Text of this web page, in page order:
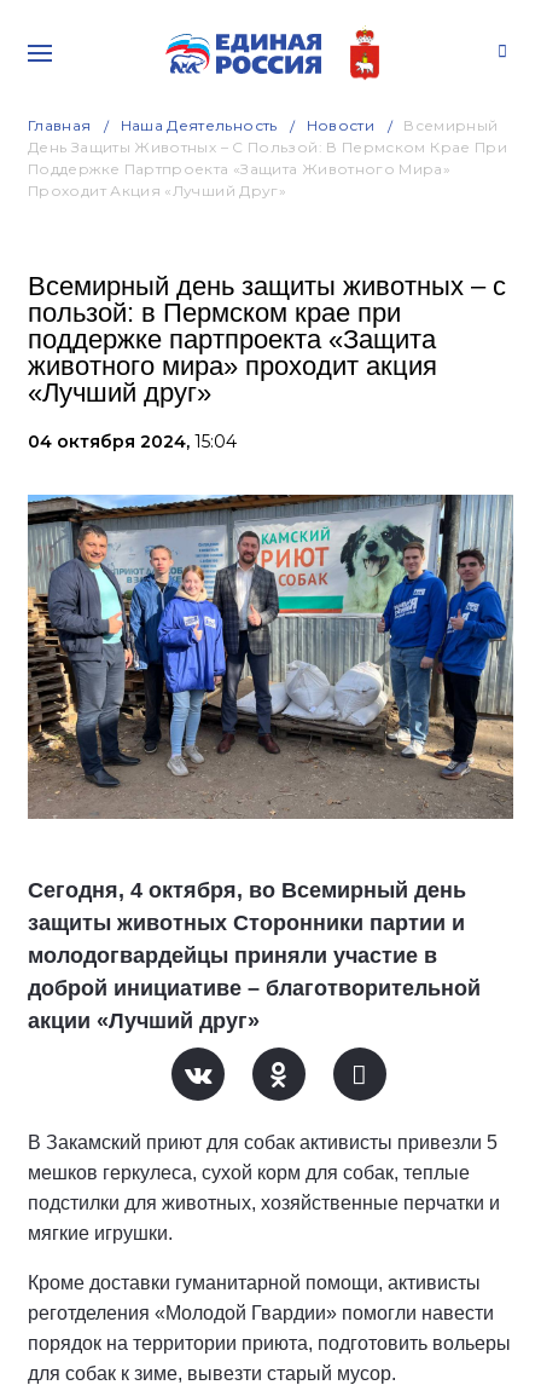
Главная Наша Деятельность Новости
Всемирный
День Защиты Животных – С Пользой: В Пермском Крае При
Поддержке Партпроекта «Защита Животного Мира»
Проходит Акция «Лучший Друг»
Всемирный день защиты животных – с
пользой: в Пермском крае при
поддержке партпроекта «Защита
животного мира» проходит акция
«Лучший друг»
04 октября 2024, 15:04
Сегодня, 4 октября, во Всемирный день
защиты животных Сторонники партии и
молодогвардейцы приняли участие в
доброй инициативе – благотворительной
акции «Лучший друг»
В Закамский приют для собак активисты привезли 5
мешков геркулеса, сухой корм для собак, теплые
подстилки для животных, хозяйственные перчатки и
мягкие игрушки.
Кроме доставки гуманитарной помощи, активисты
реготделения «Молодой Гвардии» помогли навести
порядок на территории приюта, подготовить вольеры
для собак к зиме, вывезти старый мусор.